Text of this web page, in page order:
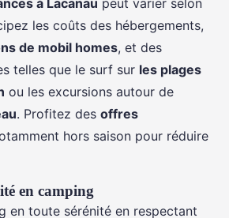
à Lacanau peut varier selon
les coûts des hébergements,
de mobil homes, et des
telles que le surf sur les plages
ou les excursions autour de
. Profitez des offres
hors saison pour réduire
en camping
en toute sérénité en respectant